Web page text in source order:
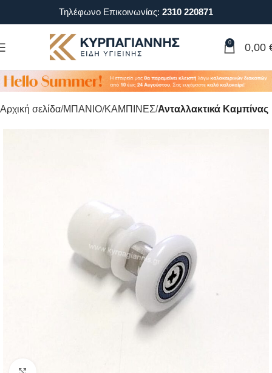
Τηλέφωνο Επικοινωνίας: 2310 220871
0 0,00
Αρχική σελίδα ΜΠΑΝΙΟ ΚΑΜΠΙΝΕΣ Ανταλλακτικά Καμπίνας